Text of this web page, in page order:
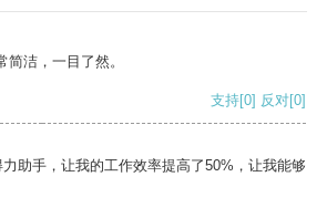
洁，一目了然。
支持[0] 反对[0]
助手，让我的工作效率提高了50%，让我能够